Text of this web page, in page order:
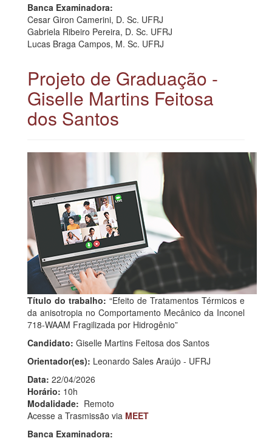
Banca Examinadora:
Cesar Giron Camerini, D. Sc. UFRJ
Gabriela Ribeiro Pereira, D. Sc. UFRJ
Lucas Braga Campos, M. Sc. UFRJ
Projeto de Graduação -
Giselle Martins Feitosa
dos Santos
Título do trabalho: “Efeito de Tratamentos Térmicos e
da anisotropia no Comportamento Mecânico da Inconel
718-WAAM Fragilizada por Hidrogênio”
Candidato: Giselle Martins Feitosa dos Santos
Orientador(es): Leonardo Sales Araújo - UFRJ
Data: 22/04/2026
Horário: 10h
Modalidade: Remoto
Acesse a Trasmissão via MEET
Banca Examinadora: